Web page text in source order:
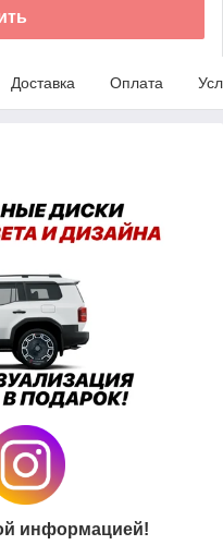
Доставка Оплата
информацией!